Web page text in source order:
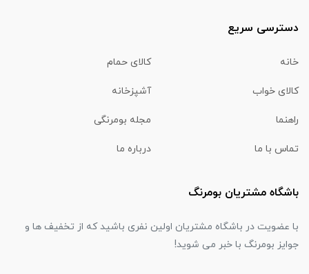
دسترسی سریع
خانه کالای حمام
کالای خواب آشپزخانه
راهنما مجله بومرنگی
تماس با ما درباره ما
باشگاه مشتریان بومرنگ
با عضویت در باشگاه مشتریان اولین نفری باشید که از تخفیف ها و
جوایز بومرنگ با خبر می شوید!